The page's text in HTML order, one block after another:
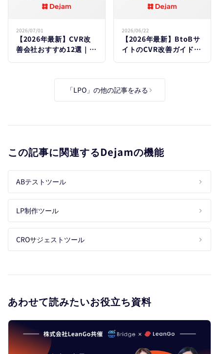
コンサルの​選び方と​
2026/07/01
【2026年最新】CVR改
善会社おすすめ12選｜代
業界別平均・低い​
リード獲得を​
増やす施策15選
2026/06/22
【2026年最新】BtoBサ
イトのCVR改善ガイド｜
す施策15選
「LPO」の他の記事をみる
この記事に関連するDejamの機能
ABテストツール
LP制作ツール
CROサジェストツール
あわせて読みたいお役立ち資料